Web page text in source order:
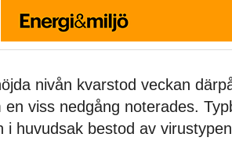
nivån kvarstod veckan
en viss nedgång noterades.
i huvudsak bestod av